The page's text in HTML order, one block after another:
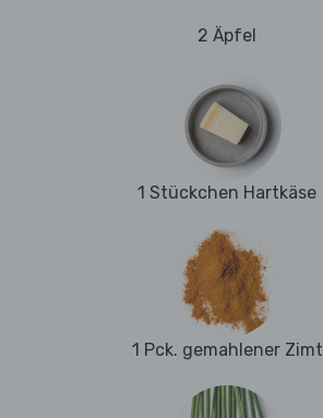
2 Äpfel
1 Stückchen Hartkäse
1 Pck. gemahlener Zimt